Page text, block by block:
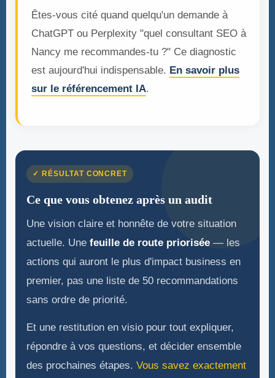
Êtes-vous cité quand quelqu'un demande à
ChatGPT ou Perplexity "quel consultant SEO à
Nancy me recommandes-tu ?" Ce diagnostic
est aujourd'hui indispensable. En savoir plus
sur le référencement IA.
✓ RÉSULTAT CONCRET
Ce que vous obtenez après un audit
Une vision claire et honnête de votre situation
actuelle. Une feuille de route priorisée — les
actions qui auront le plus d'impact business en
premier, pas une liste de 50 recommandations
sans ordre de priorité.
Et une restitution en visio pour tout expliquer,
répondre à vos questions, et décider ensemble
des prochaines étapes. Vous savez exactement